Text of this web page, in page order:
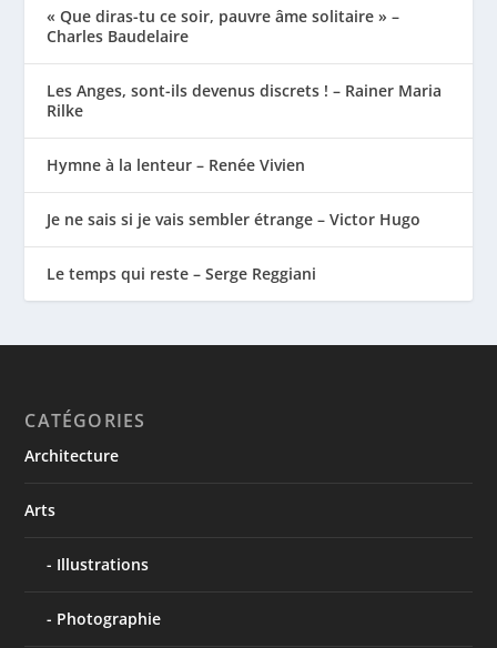
« Que diras-tu ce soir, pauvre âme solitaire » –
Charles Baudelaire
Les Anges, sont-ils devenus discrets ! – Rainer Maria
Rilke
Hymne à la lenteur – Renée Vivien
Je ne sais si je vais sembler étrange – Victor Hugo
Le temps qui reste – Serge Reggiani
CATÉGORIES
Architecture
Arts
Illustrations
Photographie